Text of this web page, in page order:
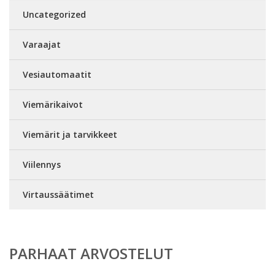
Uncategorized
Varaajat
Vesiautomaatit
Viemärikaivot
Viemärit ja tarvikkeet
Viilennys
Virtaussäätimet
PARHAAT ARVOSTELUT